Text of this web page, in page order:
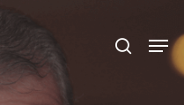
search
Close